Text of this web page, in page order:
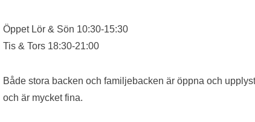
Öppet Lör & Sön 10:30-15:30
Tis & Tors 18:30-21:00
Både stora backen och familjebacken är öppna och
och är mycket fina.